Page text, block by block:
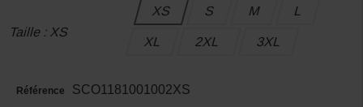
Taille : XS
XS S M L
XL 2XL 3XL
Référence SCO1181001002XS